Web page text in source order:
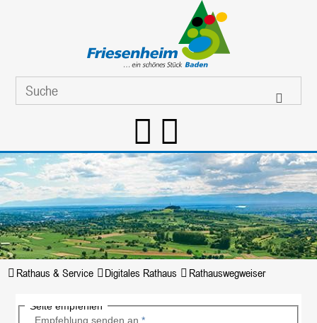
Rathaus & Service Digitales Rathaus Rathauswegweiser
Seite empfehlen
Empfehlung senden an *